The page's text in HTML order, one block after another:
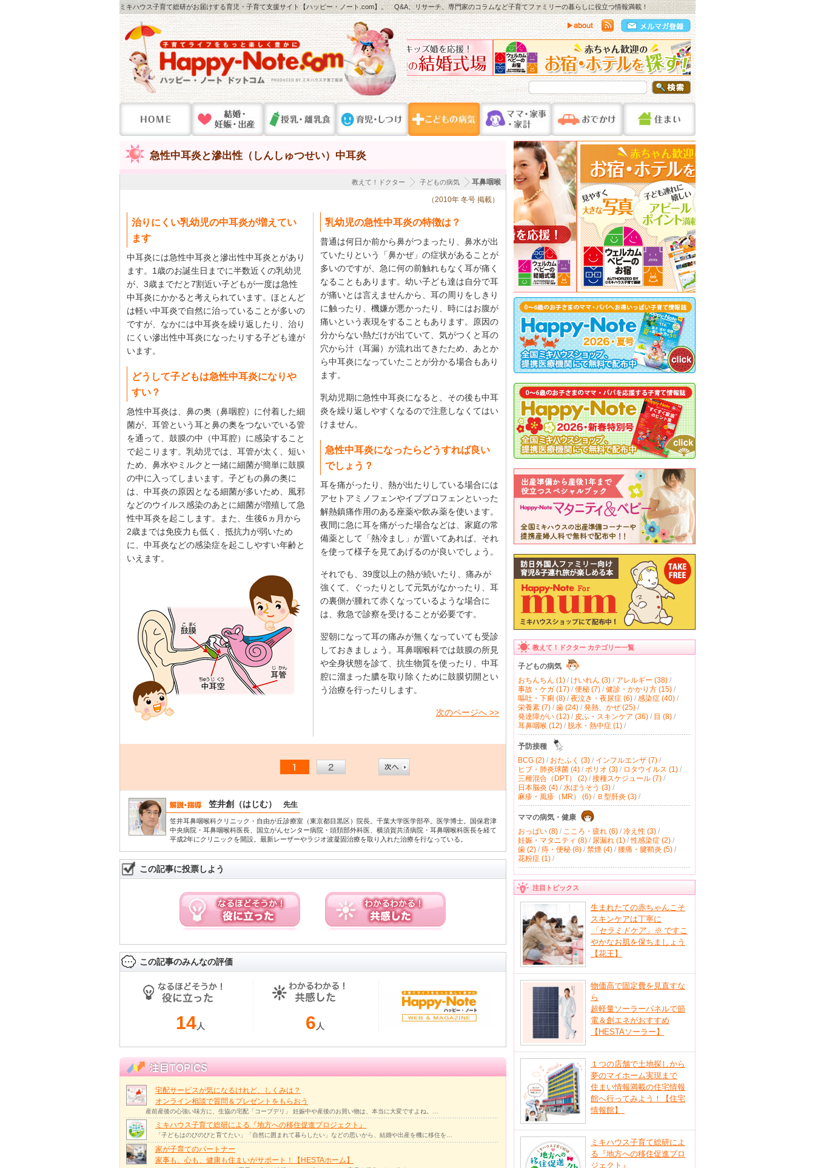
ミキハウス子育て総研がお届けする育児・子育て支援サイト【ハッピー・ノート.com】。 Q&A、リサーチ、専門家のコラムなど子育てファミリーの暮らしに役立つ情報満載！
急性中耳炎と滲出性（しんしゅつせい）中耳炎
耳鼻咽喉
子どもの病気
教えて！ドクター
（2010年 冬号 掲載）
治りにくい乳幼児の中耳炎が増えてい
ます
中耳炎には急性中耳炎と滲出性中耳炎とがあり
ます。1歳のお誕生日までに半数近くの乳幼児
が、3歳までだと7割近い子どもが一度は急性
中耳炎にかかると考えられています。ほとんど
は軽い中耳炎で自然に治っていることが多いの
ですが、なかには中耳炎を繰り返したり、治り
にくい滲出性中耳炎になったりする子ども達が
います。
どうして子どもは急性中耳炎になりや
すい？
急性中耳炎は、鼻の奥（鼻咽腔）に付着した細
菌が、耳管という耳と鼻の奥をつないでいる管
を通って、鼓膜の中（中耳腔）に感染すること
で起こります。乳幼児では、耳管が太く、短い
ため、鼻水やミルクと一緒に細菌が簡単に鼓膜
の中に入ってしまいます。子どもの鼻の奥に
は、中耳炎の原因となる細菌が多いため、風邪
などのウイルス感染のあとに細菌が増殖して急
性中耳炎を起こします。また、生後6ヵ月から
2歳までは免疫力も低く、抵抗力が弱いため
に、中耳炎などの感染症を起こしやすい年齢と
いえます。
乳幼児の急性中耳炎の特徴は？
普通は何日か前から鼻がつまったり、鼻水が出
ていたりという「鼻かぜ」の症状があることが
多いのですが、急に何の前触れもなく耳が痛く
なることもあります。幼い子ども達は自分で耳
が痛いとは言えませんから、耳の周りをしきり
に触ったり、機嫌が悪かったり、時にはお腹が
痛いという表現をすることもあります。原因の
分からない熱だけが出ていて、気がつくと耳の
穴から汁（耳漏）が流れ出てきたため、あとか
ら中耳炎になっていたことが分かる場合もあり
ます。
乳幼児期に急性中耳炎になると、その後も中耳
炎を繰り返しやすくなるので注意しなくてはい
けません。
急性中耳炎になったらどうすれば良い
でしょう？
耳を痛がったり、熱が出たりしている場合には
アセトアミノフェンやイブプロフェンといった
解熱鎮痛作用のある座薬や飲み薬を使います。
夜間に急に耳を痛がった場合などは、家庭の常
備薬として「熱冷まし」が置いてあれば、それ
を使って様子を見てあげるのが良いでしょう。
それでも、39度以上の熱が続いたり、痛みが
強くて、ぐったりとして元気がなかったり、耳
の裏側が腫れて赤くなっているような場合に
は、救急で診察を受けることが必要です。
翌朝になって耳の痛みが無くなっていても受診
しておきましょう。耳鼻咽喉科では鼓膜の所見
や全身状態を診て、抗生物質を使ったり、中耳
腔に溜まった膿を取り除くために鼓膜切開とい
う治療を行ったりします。
次のページへ >>
笠井創（はじむ） 先生
笠井耳鼻咽喉科クリニック・自由が丘診療室（東京都目黒区）院長。千葉大学医学部卒。医学博士。国保君津
中央病院・耳鼻咽喉科医長、国立がんセンター病院・頭頚部外科医、横須賀共済病院・耳鼻咽喉科医長を経て
平成2年にクリニックを開設。最新レーザーやラジオ波凝固治療を取り入れた治療を行なっている。
この記事に投票しよう
この記事のみんなの評価
14人 6 人
宅配サービスが気になるけれど、しくみは？
オンライン相談で質問＆プレゼントをもらおう
産前産後の心強い味方に、生協の宅配「コープデリ」 妊娠中や産後のお買い物は、本当に大変ですよね。…
ミキハウス子育て総研による『地方への移住促進プロジェクト』
「子どもはのびのびと育てたい」「自然に囲まれて暮らしたい」などの思いから、結婚や出産を機に移住を…
家が子育てのパートナー
家事も、心も、健康も住まいがサポート！【HESTAホーム】
教えて！ドクター カテゴリー一覧
子どもの病気
おちんちん (1)/ けいれん (3)/ アレルギー (38)/
事故・ケガ (17)/ 便秘 (7)/ 健診・かかり方 (15)/
嘔吐・下痢 (8)/ 夜泣き・夜尿症 (6)/ 感染症 (40)/
栄養素 (7)/ 歯 (24)/ 発熱、かぜ (25)/
発達障がい (12)/ 皮ふ・スキンケア (36)/ 目 (8)/
耳鼻咽喉 (12)/ 脱水・熱中症 (1)/
予防接種
BCG (2)/ おたふく (3)/ インフルエンザ (7)/
ヒブ・肺炎球菌 (4)/ ポリオ (3)/ ロタウイルス (1)/
三種混合（DPT） (2)/ 接種スケジュール (7)/
日本脳炎 (4)/ 水ぼうそう (3)/
麻疹・風疹（MR） (6)/ Ｂ型肝炎 (3)/
ママの病気・健康
おっぱい (8)/ こころ・疲れ (6)/ 冷え性 (3)/
妊娠・マタニティ (8)/ 尿漏れ (1)/ 性感染症 (2)/
歯 (2)/ 痔・便秘 (8)/ 禁煙 (4)/ 腰痛・腱鞘炎 (5)/
花粉症 (1)/
注目トピックス
生まれたての赤ちゃんこそ
スキンケアは丁寧に
「セラミドケア」 ※ ですこ
やかなお肌を保ちましょう
【花王】
物価高で固定費を見直すな
ら
超軽量ソーラーパネルで節
電＆創エネがおすすめ
【HESTAソーラー】
１つの店舗で土地探しから
夢のマイホーム実現まで
住まい情報満載の住宅情報
館へ行ってみよう！【住宅
情報館】
ミキハウス子育て総研によ
る『地方への移住促進プロ
ジェクト』